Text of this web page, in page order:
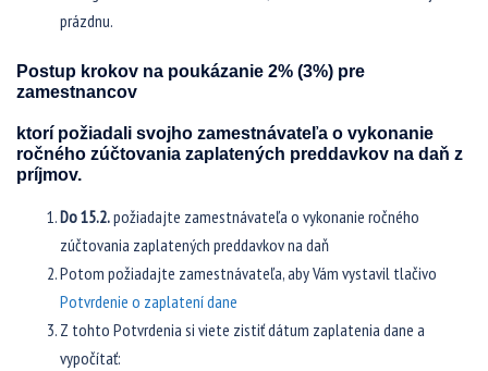
prázdnu.
Postup krokov na poukázanie 2% (3%) pre
zamestnancov
ktorí požiadali svojho zamestnávateľa o vykonanie
ročného zúčtovania zaplatených preddavkov na daň z
príjmov.
Do 15.2.požiadajte zamestnávateľa o vykonanie ročného
zúčtovania zaplatených preddavkov na daň
Potom požiadajte zamestnávateľa, aby Vám vystavil tlačivo
Potvrdenie o zaplatení dane
Z tohto Potvrdenia si viete zistiť dátum zaplatenia dane a
vypočítať: